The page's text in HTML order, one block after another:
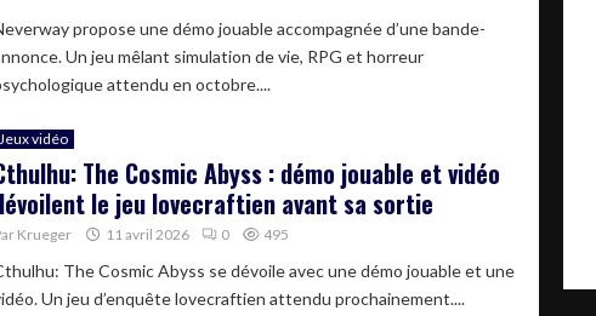
propose une démo jouable accompagnée d’une bande-
Un jeu mêlant simulation de vie, RPG et horreur
attendu en octobre....
Jeux vidéo
The Cosmic Abyss : démo jouable et vidéo
le jeu lovecraftien avant sa sortie
Krueger 11 avril 2026 0 495
The Cosmic Abyss se dévoile avec une démo jouable et une
Un jeu d’enquête lovecraftien attendu prochainement....